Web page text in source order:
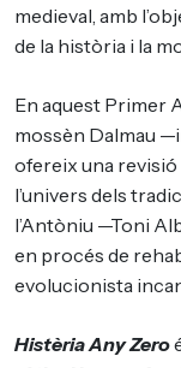
medieval, amb
de la història i la
En aquest Primer
mossèn Dalmau
ofereix una
l’univers dels
l’Antòniu —Toni
en procés de
evolucionista
Histèria Any Zero